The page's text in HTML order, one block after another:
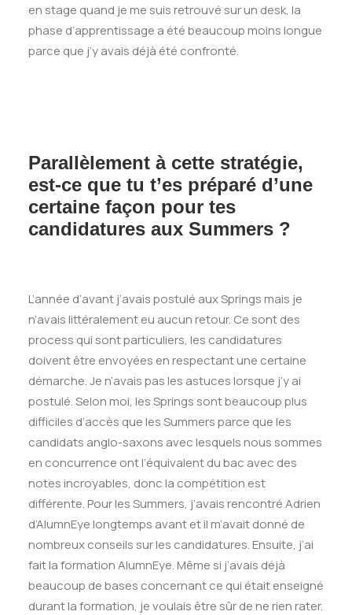
en stage quand je me suis retrouvé sur un desk, la
phase d’apprentissage a été beaucoup moins longue
parce que j’y avais déjà été confronté.
Parallèlement à cette stratégie,
est-ce que tu t’es préparé d’une
certaine façon pour tes
candidatures aux Summers ?
L’année d’avant j’avais postulé aux Springs mais je
n’avais littéralement eu aucun retour. Ce sont des
process qui sont particuliers, les candidatures
doivent être envoyées en respectant une certaine
démarche. Je n’avais pas les astuces lorsque j’y ai
postulé. Selon moi, les Springs sont beaucoup plus
difficiles d’accès que les Summers parce que les
candidats anglo-saxons avec lesquels nous sommes
en concurrence ont l’équivalent du bac avec des
notes incroyables, donc la compétition est
différente. Pour les Summers, j’avais rencontré Adrien
d’AlumnEye longtemps avant et il m’avait donné de
nombreux conseils sur les candidatures. Ensuite, j’ai
fait la formation AlumnEye. Même si j’avais déjà
beaucoup de bases concernant ce qui était enseigné
durant la formation, je voulais être sûr de ne rien rater.